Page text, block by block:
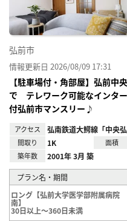
弘前市
情報更新日 2026/08/09 17:31
【駐車場付・角部屋】弘前中
で テレワーク可能なインタ
付弘前市マンスリー♪
アクセス 弘南鉄道大鰐線「中央
間取り 1K 面積
築年数 2001年 3月 築
プラン名・期間
ロング【弘前大学医学部附属病院
南】
30日以上～360日未満